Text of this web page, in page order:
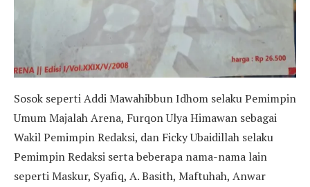
Sosok seperti Addi Mawahibbun Idhom selaku Pemimpin
Umum Majalah Arena, Furqon Ulya Himawan sebagai
Wakil Pemimpin Redaksi, dan Ficky Ubaidillah selaku
Pemimpin Redaksi serta beberapa nama-nama lain
seperti Maskur, Syafiq, A. Basith, Maftuhah, Anwar